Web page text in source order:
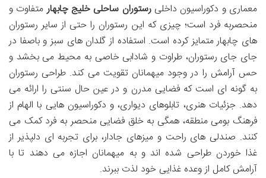
معماری و دکوراسیون داخلیرستوران ساحلی خلیج چابهارمتفاوت و
منحصربه فرد است؛ چیزی که این رستوران را حتی از سایر رستوران
های چابهار متمایز کرده است. استفاده از گلدان های سبز و باصفا در
جای جای رستوران، طراوت و شادابی خاصی به محیط می بخشد و
حس آرامش را در وجود میهمانان تقویت می کند. طراحی رستوران
به گونه ای است که فضایی مدرن و در عین حال سنتی را ارائه می
دهد. جزئیات هنری، تابلوهای دیواری، و دکوراسیون هایی با الهام از
فرهنگ بومی منطقه، همگی به خلق فضایی منحصر به فرد کمک می
کنند. صندلی های راحت و میزهای جادار، برای تجربه ای دلپذیر از
غذا خوردن طراحی شده اند و به میهمانان اجازه می دهند تا با
آرامش کامل از وعده غذایی خود لذت ببرند.